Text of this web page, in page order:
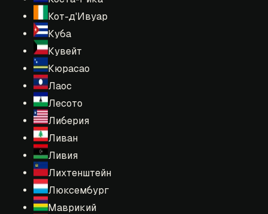
Кот-д'Ивуар
Куба
Кувейт
Кюрасао
Лаос
Лесото
Либерия
Ливан
Ливия
Лихтенштейн
Люксембург
Маврикий